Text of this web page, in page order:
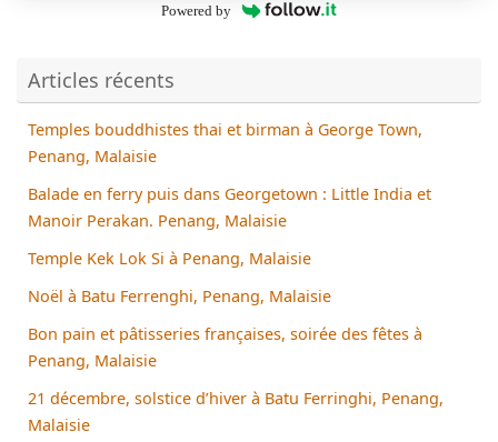
Powered by
Articles récents
Temples bouddhistes thai et birman à George Town,
Penang, Malaisie
Balade en ferry puis dans Georgetown : Little India et
Manoir Perakan. Penang, Malaisie
Temple Kek Lok Si à Penang, Malaisie
Noël à Batu Ferrenghi, Penang, Malaisie
Bon pain et pâtisseries françaises, soirée des fêtes à
Penang, Malaisie
21 décembre, solstice d’hiver à Batu Ferringhi, Penang,
Malaisie